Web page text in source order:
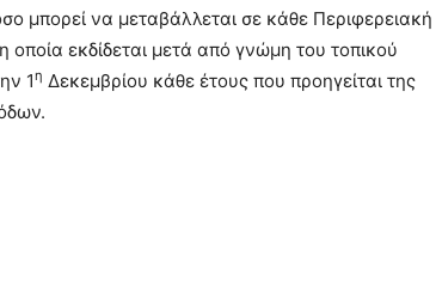
μπορεί να μεταβάλλεται σε κάθε Περιφερειακή
εκδίδεται μετά από γνώμη του τοπικού
1η Δεκεμβρίου κάθε έτους που προηγείται της